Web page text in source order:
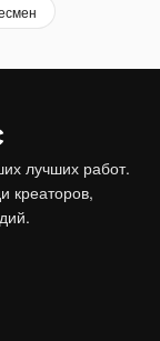
лучших работ.
креаторов,